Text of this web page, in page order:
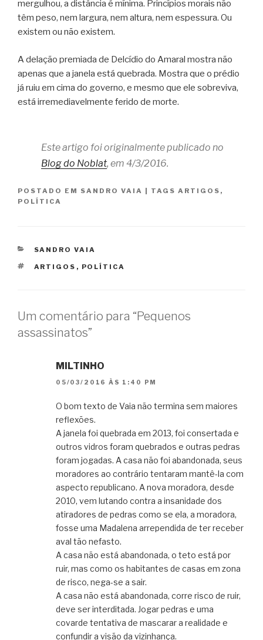
mergulhou, a distância é mínima. Princípios morais não
têm peso, nem largura, nem altura, nem espessura. Ou
existem ou não existem.
A delação premiada de Delcídio do Amaral mostra não
apenas que a janela está quebrada. Mostra que o prédio
já ruiu em cima do governo, e mesmo que ele sobreviva,
está irremediavelmente ferido de morte.
Este artigo foi originalmente publicado no
Blog do Noblat, em 4/3/2016.
POSTADO EM SANDRO VAIA TAGS ARTIGOS ,
POLÍTICA
CATEGORIAS
SANDRO VAIA
TAGS
ARTIGOS , POLÍTICA
Um comentário para “Pequenos
assassinatos”
MILTINHO
05/03/2016 ÀS 1:40 PM
O bom texto de Vaia não termina sem maiores
reflexões.
A janela foi quebrada em 2013, foi consertada e
outros vidros foram quebrados e outras pedras
foram jogadas. A casa não foi abandonada, seus
moradores ao contrário tentaram mantê-la com
aspecto republicano. A nova moradora, desde
2010, vem lutando contra a insanidade dos
atiradores de pedras como se ela, a moradora,
fosse uma Madalena arrependida de ter receber
aval tão nefasto.
A casa não está abandonada, o teto está por
ruir, mas como os habitantes de casas em zona
de risco, nega-se a sair.
A casa não está abandonada, corre risco de ruir,
deve ser interditada. Jogar pedras e uma
covarde tentativa de mascarar a realidade e
confundir a visão da vizinhança.